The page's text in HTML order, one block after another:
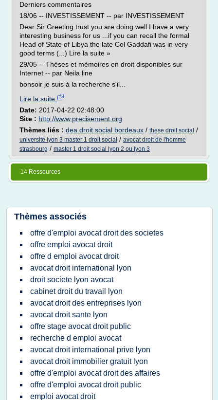
Derniers commentaires
18/06 -- INVESTISSEMENT -- par INVESTISSEMENT
Dear Sir Greeting trust you are doing well I have a very
interesting business for us ...if you can recall the formal
Head of State of Libya the late Col Gaddafi was in very
good terms (...) Lire la suite »
29/05 -- Thèses et mémoires en droit disponibles sur
Internet -- par Neila line
bonsoir je suis à la recherche s'il...
Lire la suite
Date: 2017-04-22 02:48:00
Site : http://www.precisement.org
Thèmes liés : dea droit social bordeaux / these droit social /
universite lyon 3 master 1 droit social / avocat droit de l'homme
strasbourg / master 1 droit social lyon 2 ou lyon 3
14 Ressources
Thèmes associés
offre d'emploi avocat droit des societes
offre emploi avocat droit
offre d emploi avocat droit
avocat droit international lyon
droit societe lyon avocat
cabinet droit du travail lyon
avocat droit des entreprises lyon
avocat droit sante lyon
offre stage avocat droit public
recherche d emploi avocat
avocat droit international prive lyon
avocat droit immobilier gratuit lyon
offre d'emploi avocat droit des affaires
offre d'emploi avocat droit public
emploi avocat droit